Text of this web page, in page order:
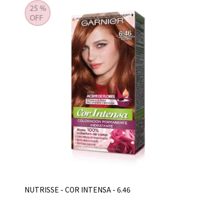
NUTRISSE - COR INTENSA - 6.46